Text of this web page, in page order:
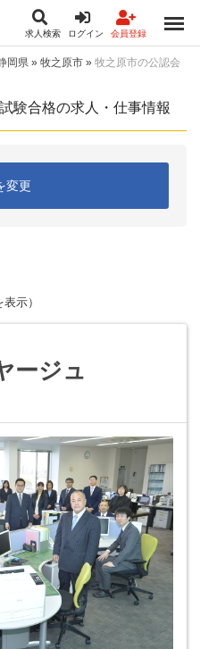
求人検索 ログイン 会員登録
岡県 » 牧之原市 » 牧之原市の公認会
験合格の求人・仕事情報
変更
示）
ージュ